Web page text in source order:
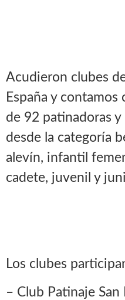
Acudieron clubes
España y
de 92 patinadoras
desde la categoría
alevín, infantil
cadete, juvenil y
Los clubes
– Club Patinaje